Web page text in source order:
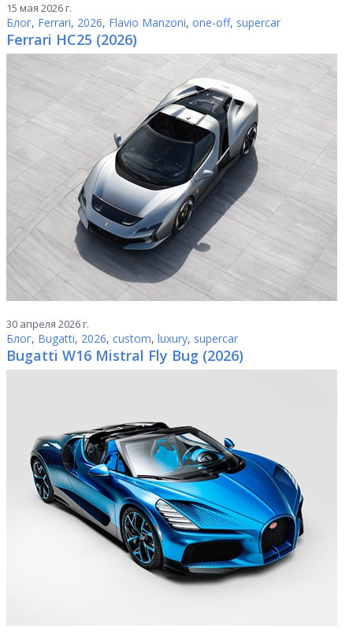
15 мая 2026 г.
Блог, Ferrari, 2026, Flavio Manzoni, one-off, supercar
Ferrari HC25 (2026)
30 апреля 2026 г.
Блог, Bugatti, 2026, custom, luxury, supercar
Bugatti W16 Mistral Fly Bug (2026)